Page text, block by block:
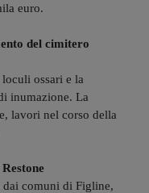
euro.
del cimitero
ossari e la
inumazione. La
lavori nel corso della
dai comuni di Figline,